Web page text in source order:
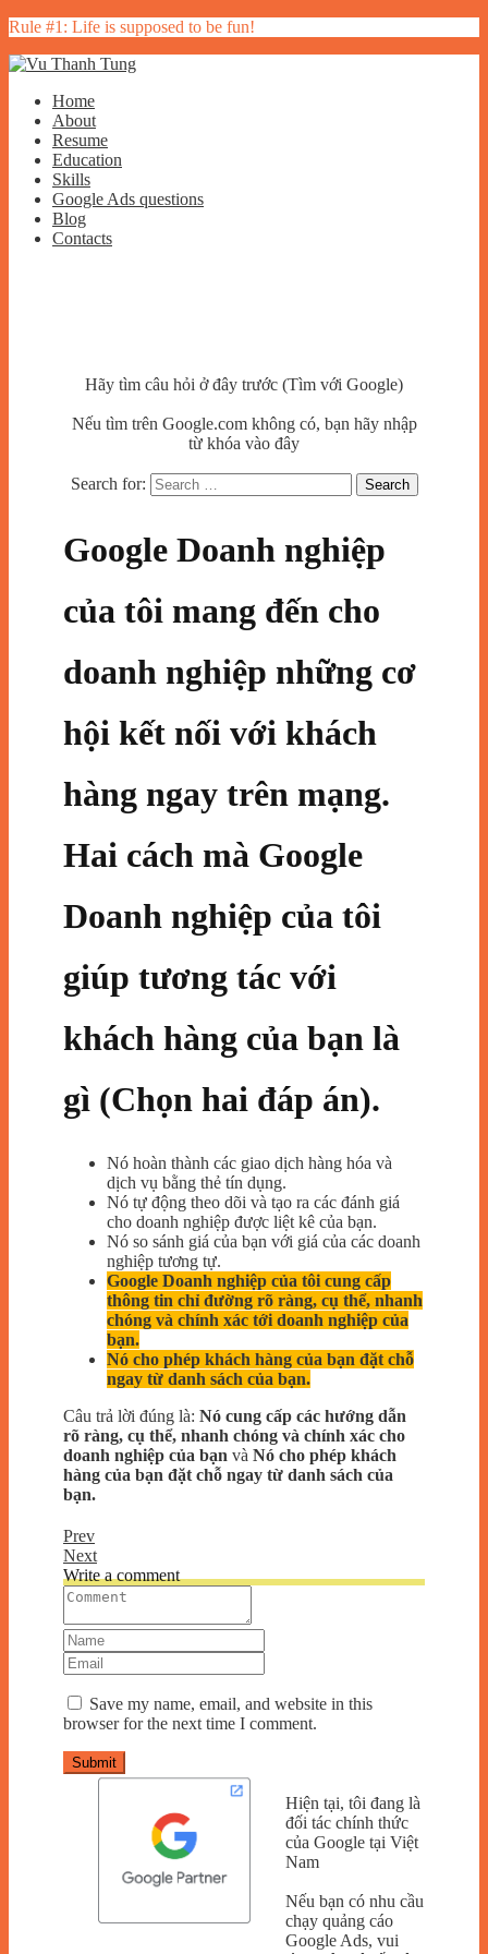
Rule #1: Life is supposed to be fun!
Home
About
Resume
Education
Skills
Google Ads questions
Blog
Contacts
Hãy tìm câu hỏi ở đây trước (Tìm với Google)
Nếu tìm trên Google.com không có, bạn hãy nhập
từ khóa vào đây
Search for:
Google Doanh nghiệp
của tôi mang đến cho
doanh nghiệp những cơ
hội kết nối với khách
hàng ngay trên mạng.
Hai cách mà Google
Doanh nghiệp của tôi
giúp tương tác với
khách hàng của bạn là
gì (Chọn hai đáp án).
Nó hoàn thành các giao dịch hàng hóa và
dịch vụ bằng thẻ tín dụng.
Nó tự động theo dõi và tạo ra các đánh giá
cho doanh nghiệp được liệt kê của bạn.
Nó so sánh giá của bạn với giá của các doanh
nghiệp tương tự.
Google Doanh nghiệp của tôi cung cấp
thông tin chỉ đường rõ ràng, cụ thể, nhanh
chóng và chính xác tới doanh nghiệp của
bạn.
Nó cho phép khách hàng của bạn đặt chỗ
ngay từ danh sách của bạn.
Câu trả lời đúng là: Nó cung cấp các hướng dẫn
rõ ràng, cụ thể, nhanh chóng và chính xác cho
doanh nghiệp của bạn và Nó cho phép khách
hàng của bạn đặt chỗ ngay từ danh sách của
bạn.
Prev
Next
Write a comment
Save my name, email, and website in this
browser for the next time I comment.
Submit
Hiện tại, tôi đang là
đối tác chính thức
của Google tại Việt
Nam
Nếu bạn có nhu cầu
chạy quảng cáo
Google Ads, vui